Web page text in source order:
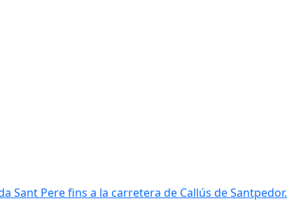
Sant Pere fins a la carretera de Callús de Santpedor.